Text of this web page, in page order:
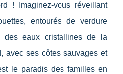
! Imaginez-vous réveillant
entourés de verdure
des eaux cristallines de la
avec ses côtes sauvages et
le paradis des familles en